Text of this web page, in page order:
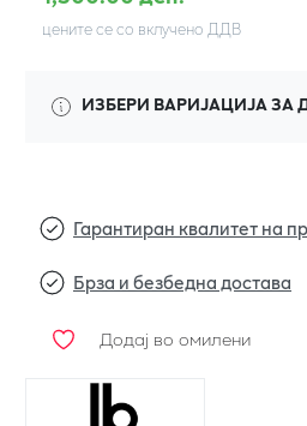
цените се со вклучено ДДВ
ИЗБЕРИ ВАРИЈАЦИЈА ЗА
Гарантиран квалитет на
Брза и безбедна достава
Додај во омилени